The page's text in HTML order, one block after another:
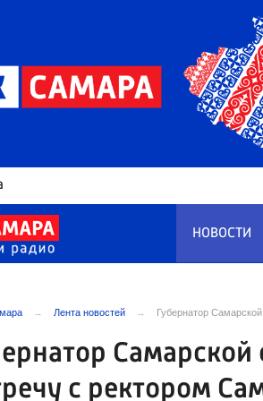
НОВОСТИ
Лента новостей Губернатор
с ректором